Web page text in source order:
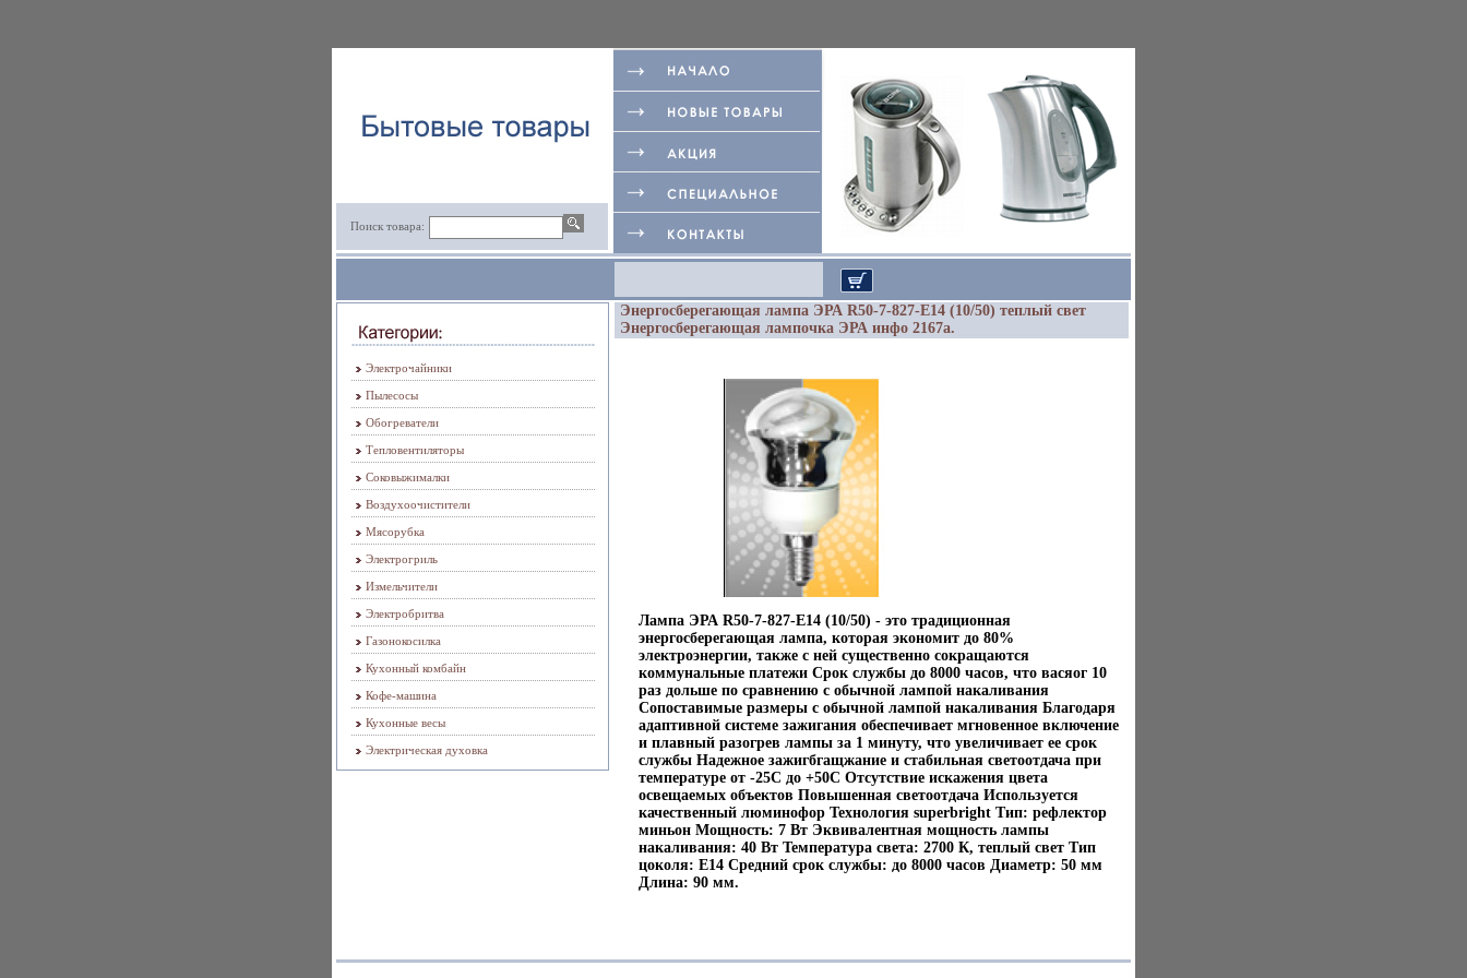
Поиск товара:
Электрочайники
Пылесосы
Обогреватели
Тепловентиляторы
Соковыжималки
Воздухоочистители
Мясорубка
Электрогриль
Измельчители
Электробритва
Газонокосилка
Кухонный комбайн
Кофе-машина
Кухонные весы
Электрическая духовка
Энергосберегающая лампа ЭРА R50-7-827-E14 (10/50) теплый свет
Энергосберегающая лампочка ЭРА инфо 2167a.
Лампа ЭРА R50-7-827-E14 (10/50) - это традиционная
энергосберегающая лампа, которая экономит до 80%
электроэнергии, также с ней существенно сокращаются
коммунальные платежи Срок службы до 8000 часов, что васяог 10
раз дольше по сравнению с обычной лампой накаливания
Сопоставимые размеры с обычной лампой накаливания Благодаря
адаптивной системе зажигания обеспечивает мгновенное включение
и плавный разогрев лампы за 1 минуту, что увеличивает ее срок
службы Надежное зажигбгащжание и стабильная светоотдача при
температуре от -25С до +50С Отсутствие искажения цвета
освещаемых объектов Повышенная светоотдача Используется
качественный люминофор Технология superbright Тип: рефлектор
миньон Мощность: 7 Вт Эквивалентная мощность лампы
накаливания: 40 Вт Температура света: 2700 К, теплый свет Тип
цоколя: E14 Средний срок службы: до 8000 часов Диаметр: 50 мм
Длина: 90 мм.